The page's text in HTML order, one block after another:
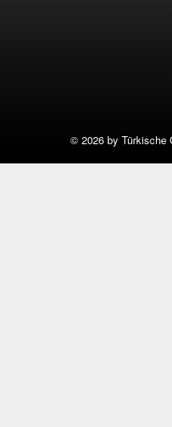
© 2026 by Türkische